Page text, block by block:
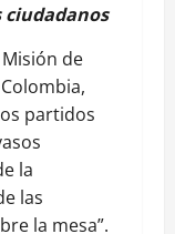
ciudadanos
de
partidos
la
las
la mesa”.